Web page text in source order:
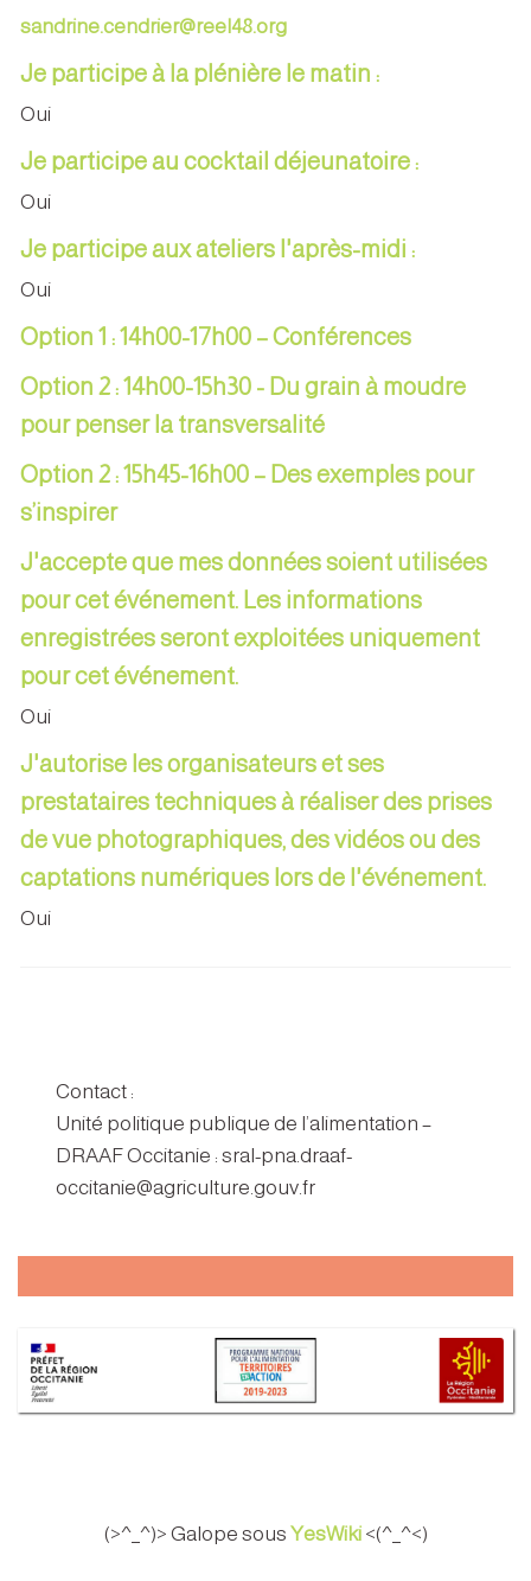
sandrine.cendrier@reel48.org
Je participe à la plénière le matin :
Oui
Je participe au cocktail déjeunatoire :
Oui
Je participe aux ateliers l'après-midi :
Oui
Option 1 : 14h00-17h00 – Conférences
Option 2 : 14h00-15h30 - Du grain à moudre
pour penser la transversalité
Option 2 : 15h45-16h00 – Des exemples pour
s’inspirer
J'accepte que mes données soient utilisées
pour cet événement. Les informations
enregistrées seront exploitées uniquement
pour cet événement.
Oui
J'autorise les organisateurs et ses
prestataires techniques à réaliser des prises
de vue photographiques, des vidéos ou des
captations numériques lors de l'événement.
Oui
Contact :
Unité politique publique de l’alimentation –
DRAAF Occitanie : sral-pna.draaf-
occitanie@agriculture.gouv.fr
(>^_^)> Galope sous YesWiki<(^_^<)